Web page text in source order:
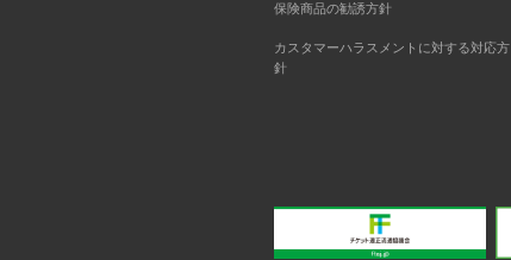
保険商品の勧誘方針
カスタマーハラスメントに対する対応方
針